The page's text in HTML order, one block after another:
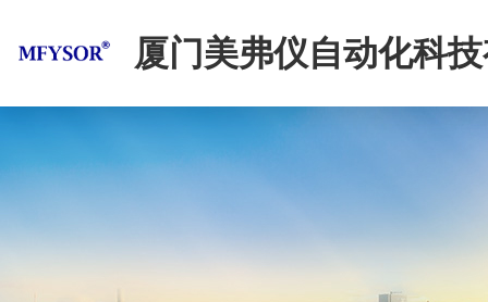
厦门美弗仪自动化科
司